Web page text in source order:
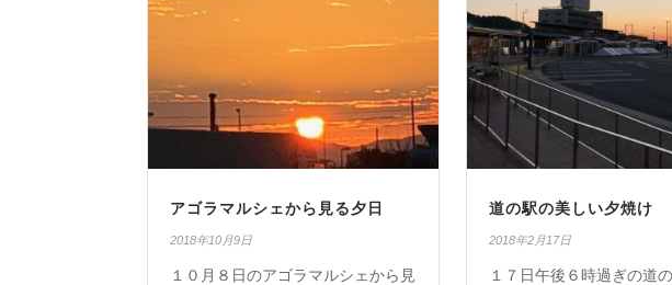
アゴラマルシェから見る夕日
2018年10月9日
１０月８日のアゴラマルシェから見
道の駅の美しい夕焼け
2018年2月17日
１７日午後６時過ぎの道